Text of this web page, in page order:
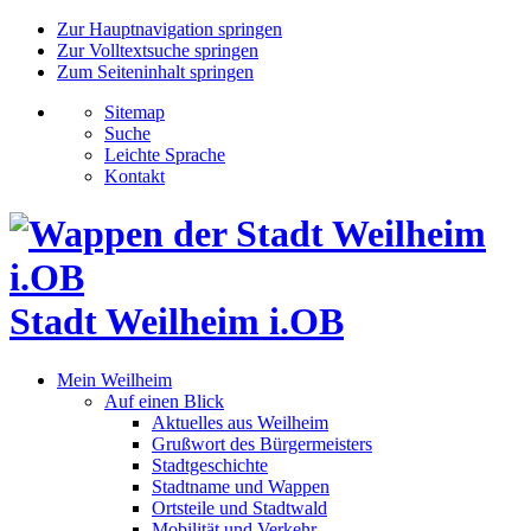
Zur Hauptnavigation springen
Zur Volltextsuche springen
Zum Seiteninhalt springen
Sitemap
Suche
Leichte Sprache
Kontakt
Stadt Weilheim i.OB
Mein Weilheim
Auf einen Blick
Aktuelles aus Weilheim
Grußwort des Bürgermeisters
Stadtgeschichte
Stadtname und Wappen
Ortsteile und Stadtwald